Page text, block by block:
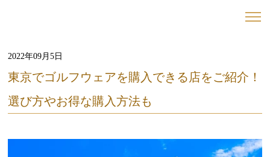
2022年09月5日
東京でゴルフウェアを購入できる店をご紹介！
選び方やお得な購入方法も